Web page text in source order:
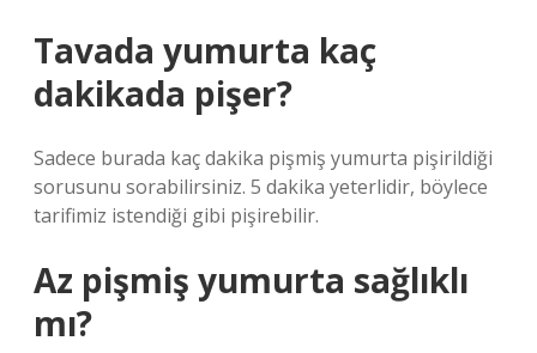
Tavada yumurta kaç
dakikada pişer?
Sadece burada kaç dakika pişmiş yumurta pişirildiği
sorusunu sorabilirsiniz. 5 dakika yeterlidir, böylece
tarifimiz istendiği gibi pişirebilir.
Az pişmiş yumurta sağlıklı
mı?